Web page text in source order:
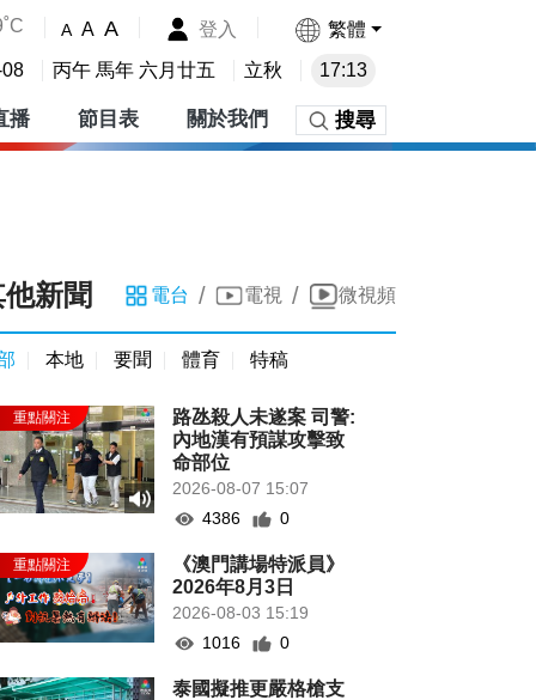
A A A 登入 繁體
丙午 馬年 六月廿五 立秋 17:13
播 節目表 關於我們 搜尋
新聞 電台 / 電視 / 微視頻
本地 要聞 體育 特稿
路氹殺人未遂案 司警:
內地漢有預謀攻擊致
命部位
2026-08-07 15:07
4386
0
《澳門講場特派員》
2026年8月3日
2026-08-03 15:19
1016
0
泰國擬推更嚴格槍支